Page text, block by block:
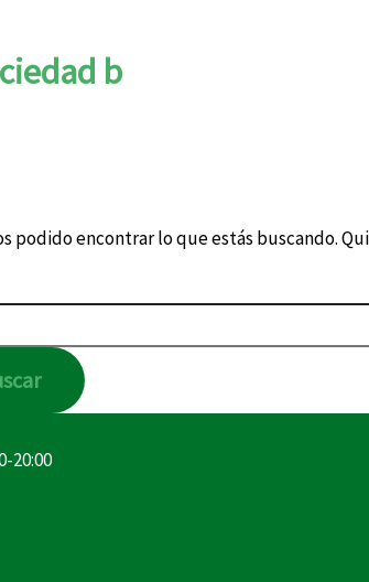
b
podido encontrar lo que estás buscando.
20:00